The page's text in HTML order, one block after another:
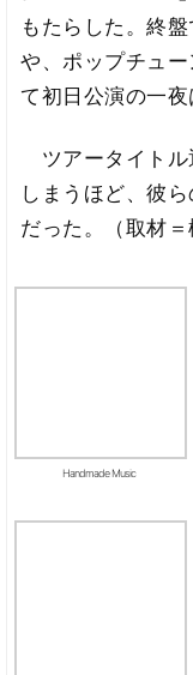
もたらした。終
や、ポップチュ
て初日公演の一夜
ツアータイトル
しまうほど、彼
だった。（取材＝
Handmade Music